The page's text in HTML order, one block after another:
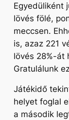
Egyedüliként
lövés fölé,
meccsen.
is, azaz 221
lövés 28%-át
Gratulálunk
Játékidő
helyet foglal
a második